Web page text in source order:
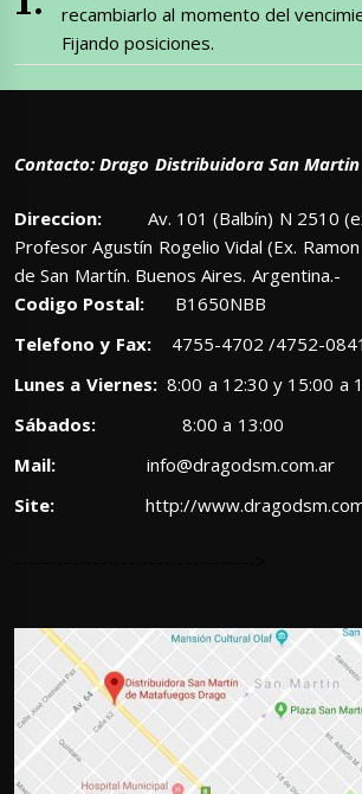
recambiarlo al momento del
Fijando posiciones.
Contacto: Drago Distribuidora San Martin
Direccion: Av. 101 (Balbín) N 2510
Profesor Agustín Rogelio Vidal (Ex.
de San Martín. Buenos Aires. Argentina.-
Codigo Postal: B1650NBB
Telefono y Fax:4755-4702 /4752-0841
Lunes a Viernes:8:00 a 12:30 y 15:00 a
Sábados: 8:00 a 13:00
Mail:
info@dragodsm.com.ar
Site:
http://